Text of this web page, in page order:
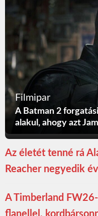
Filmipar
A Batman 2
alakul, ahogy azt
Az életét tenné rá
Reacher negyedik
A Timberland
flanellel,